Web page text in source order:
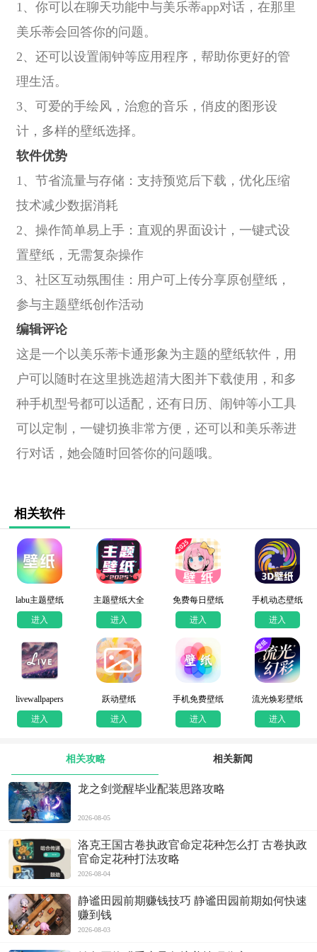
1、你可以在聊天功能中与美乐蒂app对话，在那里
美乐蒂会回答你的问题。
2、还可以设置闹钟等应用程序，帮助你更好的管
理生活。
3、可爱的手绘风，治愈的音乐，俏皮的图形设
计，多样的壁纸选择。
软件优势
1、节省流量与存储：支持预览后下载，优化压缩
技术减少数据消耗
2、操作简单易上手：直观的界面设计，一键式设
置壁纸，无需复杂操作
3、社区互动氛围佳：用户可上传分享原创壁纸，
参与主题壁纸创作活动
编辑评论
这是一个以美乐蒂卡通形象为主题的壁纸软件，用
户可以随时在这里挑选超清大图并下载使用，和多
种手机型号都可以适配，还有日历、闹钟等小工具
可以定制，一键切换非常方便，还可以和美乐蒂进
行对话，她会随时回答你的问题哦。
相关软件
labu主题壁纸
进入
主题壁纸大全
进入
免费每日壁纸
进入
手机动态壁纸
进入
livewallpapers
进入
跃动壁纸
进入
手机免费壁纸
进入
流光焕彩壁纸
进入
相关攻略 相关新闻
龙之剑觉醒毕业配装思路攻略
2026-08-05
洛克王国古卷执政官命定花种怎么打 古卷执政
官命定花种打法攻略
2026-08-04
静谧田园前期赚钱技巧 静谧田园前期如何快速
赚到钱
2026-08-03